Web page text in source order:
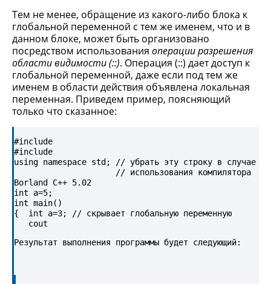
Тем не менее, обращение из какого-либо блока к
глобальной переменной с тем же именем, что и в
данном блоке, может быть организовано
посредством использования операции разрешения
области видимости (::). Операция (::) дает доступ к
глобальной переменной, даже если под тем же
именем в области действия объявлена локальная
переменная. Приведем пример, поясняющий
только что сказанное:
#include
#include
using namespace std; // убрать эту строку в случае
Borland C++ 5.02
int a=5;
int main()
{  int a=3; // скрывает глобальную переменную
Результат выполнения программы будет следующий: